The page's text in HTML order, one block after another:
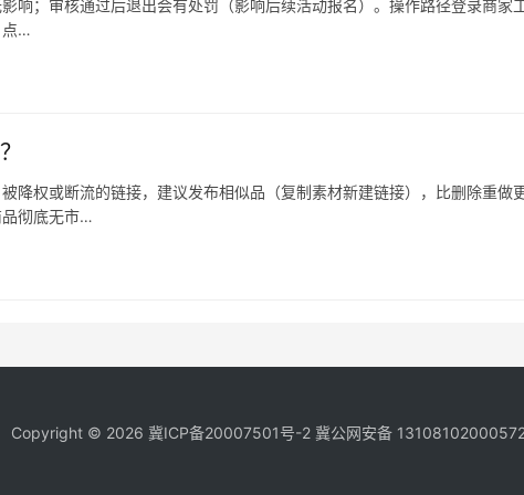
响；审核通过后退出会有处罚（影响后续活动报名）。操作路径登录商家
点…
降权或断流的链接，建议发布相似品（复制素材新建链接），比删除重做更
品彻底无市…
Copyright © 2026 冀ICP备20007501号-2 冀公网安备